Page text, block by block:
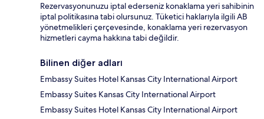
Rezervasyonunuzu iptal ederseniz konaklama yeri sahibinin
iptal politikasına tabi olursunuz. Tüketici haklarıyla ilgili AB
yönetmelikleri çerçevesinde, konaklama yeri rezervasyon
hizmetleri cayma hakkına tabi değildir.
Bilinen diğer adları
Embassy Suites Hotel Kansas City International Airport
Embassy Suites Kansas City International Airport
Embassy Suites Hotel Kansas City International Airport